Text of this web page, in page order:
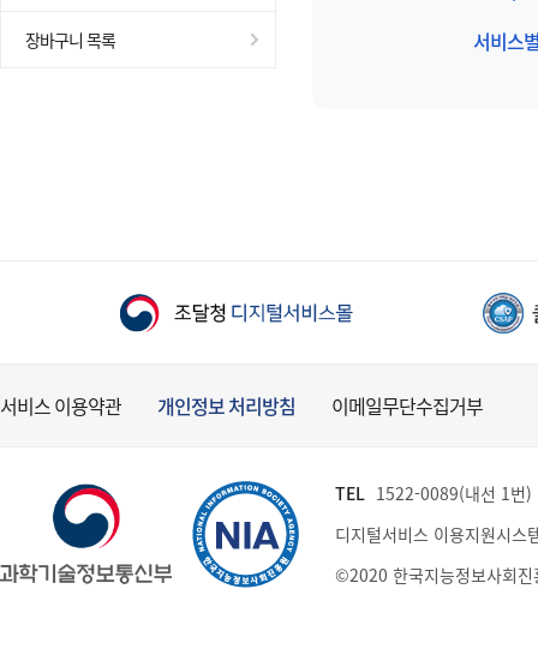
장바구니 목록 서비스
서비스 이용약관 개인정보 처리방침 이메일무단수집거부
TEL 1522-0089(내선 1번
디지털서비스 이용지원시스
©2020 한국지능정보사회진